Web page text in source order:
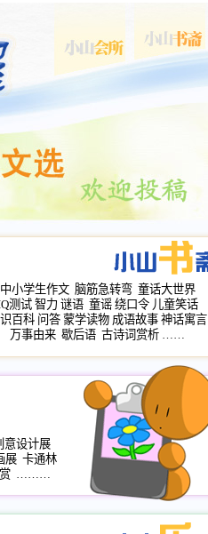
中小学生作文 脑筋急转弯 童话大世界
测试 智力 谜语 童谣 绕口令 儿童笑话
百科 问答 蒙学读物 成语故事 神话寓言
万事由来 歇后语 古诗词赏析 ……
意设计展
展 卡通林
………